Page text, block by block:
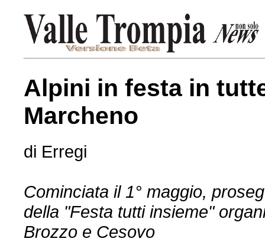
Alpini in festa in
Marcheno
di Erregi
Cominciata il 1° maggio,
della "Festa tutti insieme"
Brozzo e Cesovo